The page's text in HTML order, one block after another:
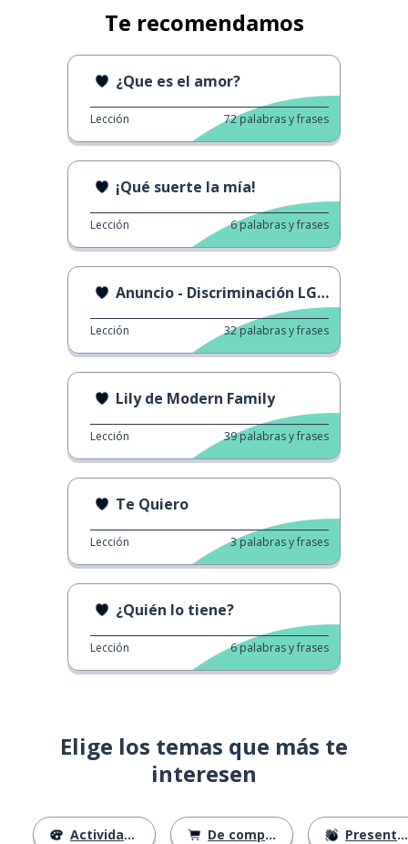
Te recomendamos
¿Que es el amor?
Lección 72palabras y frases
¡Qué suerte la mía!
Lección 6palabras y frases
Anuncio - Discriminación LGBTQIA+
Lección 32palabras y frases
Lily de Modern Family
Lección 39palabras y frases
Te Quiero
Lección 3palabras y frases
¿Quién lo tiene?
Lección 6palabras y frases
Elige los temas que más te
interesen
Actividades De compras Presentación